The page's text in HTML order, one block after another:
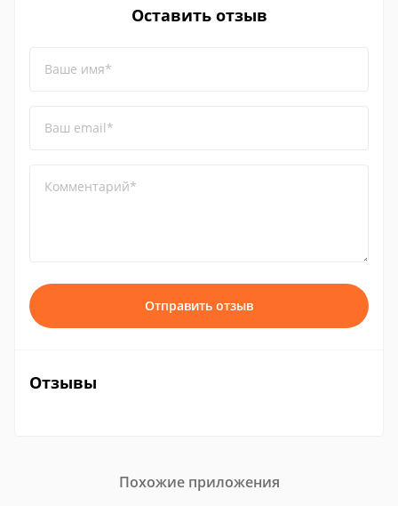
Оставить отзыв
Ваше имя*
Ваш email*
Комментарий*
Отправить отзыв
Отзывы
Похожие приложения